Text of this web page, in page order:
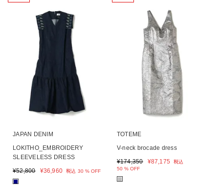
JAPAN DENIM
LOKITHO_EMBROIDERY
SLEEVELESS DRESS
¥52,800 ¥36,960 税込 30 % OFF
■
TOTEME
V-neck brocade dress
¥174,350 ¥87,175
税込
50 % OFF
■